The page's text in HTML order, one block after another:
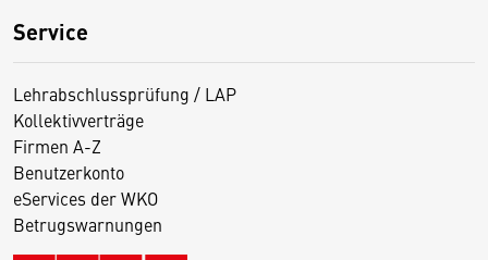
Service
Lehrabschlussprüfung / LAP
Kollektivverträge
Firmen A-Z
Benutzerkonto
eServices der WKO
Betrugswarnungen